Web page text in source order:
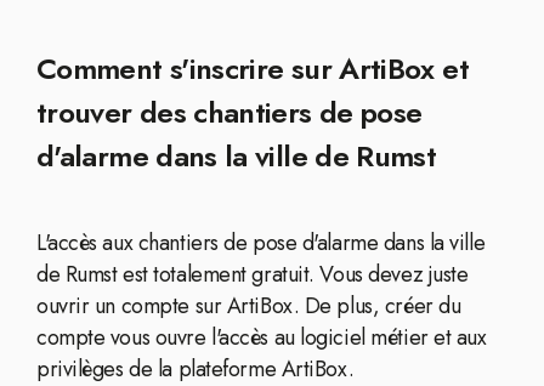
Comment s'inscrire sur ArtiBox et
trouver des chantiers de pose
d'alarme dans la ville de Rumst
L'accès aux chantiers de pose d'alarme dans la ville
de Rumst est totalement gratuit. Vous devez juste
ouvrir un compte sur ArtiBox. De plus, créer du
compte vous ouvre l'accès au logiciel métier et aux
privilèges de la plateforme ArtiBox.